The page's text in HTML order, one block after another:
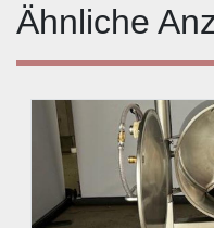
Ähnliche